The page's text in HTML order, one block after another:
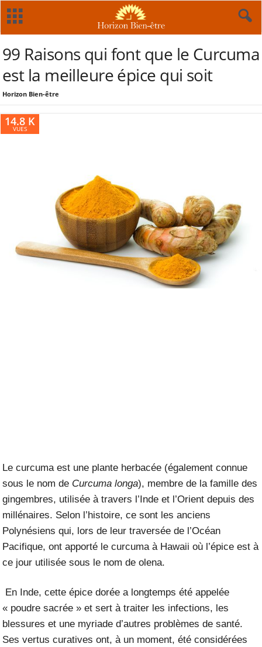
99 Raisons qui font que le Curcuma
est la meilleure épice qui soit
Horizon Bien-être
14.8 K
VUES
Le curcuma est une plante herbacée (également connue
sous le nom de Curcuma longa), membre de la famille des
gingembres, utilisée à travers l’Inde et l’Orient depuis des
millénaires. Selon l’histoire, ce sont les anciens
Polynésiens qui, lors de leur traversée de l’Océan
Pacifique, ont apporté le curcuma à Hawaii où l’épice est à
ce jour utilisée sous le nom de olena.
En Inde, cette épice dorée a longtemps été appelée
« poudre sacrée » et sert à traiter les infections, les
blessures et une myriade d’autres problèmes de santé.
Ses vertus curatives ont, à un moment, été considérées